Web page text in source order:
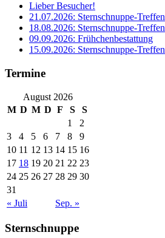
Lieber Besucher!
21.07.2026: Sternschnuppe-Treffen
18.08.2026: Sternschnuppe-Treffen
09.09.2026: Frühchenbestattung
15.09.2026: Sternschnuppe-Treffen
Termine
August 2026
M D M D F S S
« Juli Sep. »
1
2
3
4 5 6 7 8
9
10 11 12 13 14 15 16
17 18 19 20 21 22 23
24 25 26 27 28 29 30
31
Sternschnuppe